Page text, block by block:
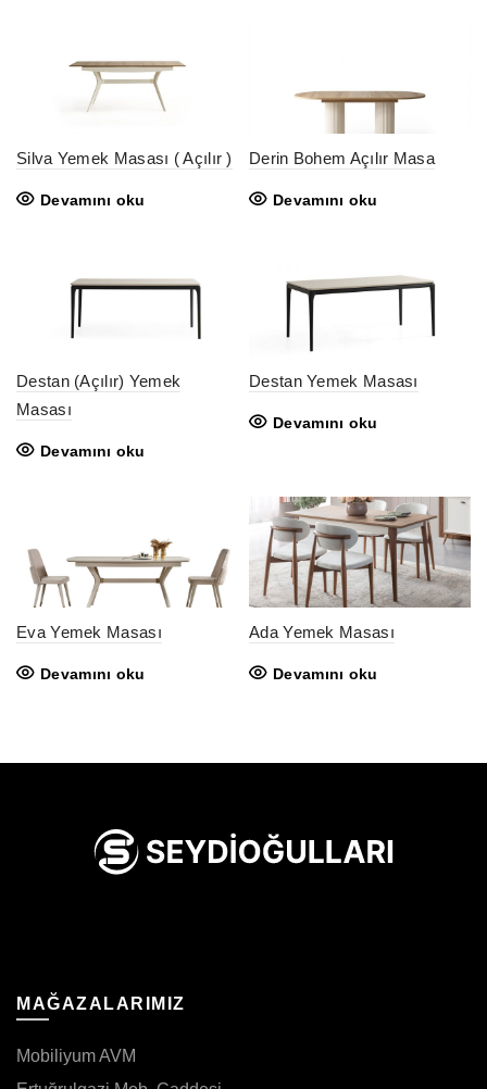
Silva Yemek Masası ( Açılır )
Devamını oku
Derin Bohem Açılır Masa
Devamını oku
Destan (Açılır) Yemek
Masası
Devamını oku
Destan Yemek Masası
Devamını oku
Eva Yemek Masası
Devamını oku
Ada Yemek Masası
Devamını oku
MAĞAZALARIMIZ
Mobiliyum AVM